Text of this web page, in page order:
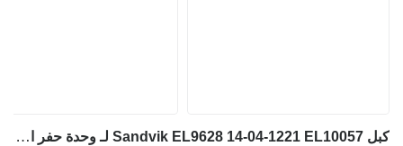
كبل Sandvik EL9628 14-04-1221 EL10057 لـ وحدة حفر الآبار